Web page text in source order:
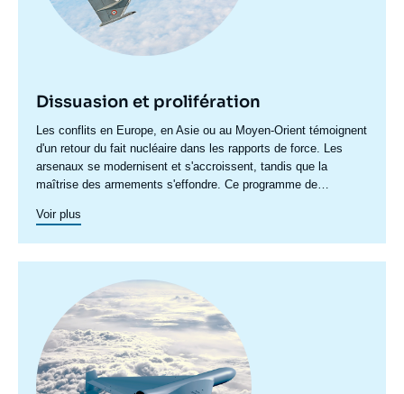
Dissuasion et prolifération
Accroche
centre
Les conflits en Europe, en Asie ou au Moyen-Orient témoignent
d'un retour du fait nucléaire dans les rapports de force. Les
arsenaux se modernisent et s'accroissent, tandis que la
maîtrise des armements s'effondre. Ce programme de
Voir plus
principale